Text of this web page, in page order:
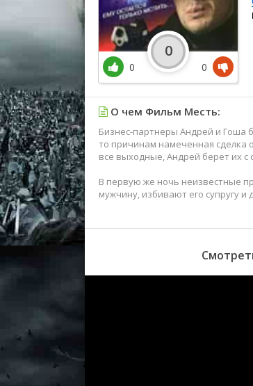
0
0
0
О чем Фильм Месть:
Бизнес-партнеры Андрей и Гоша
то причинам намеченная сделка
все выходные, Андрей берет их
В первую же ночь неизвестные
мужчину, избивают его супругу